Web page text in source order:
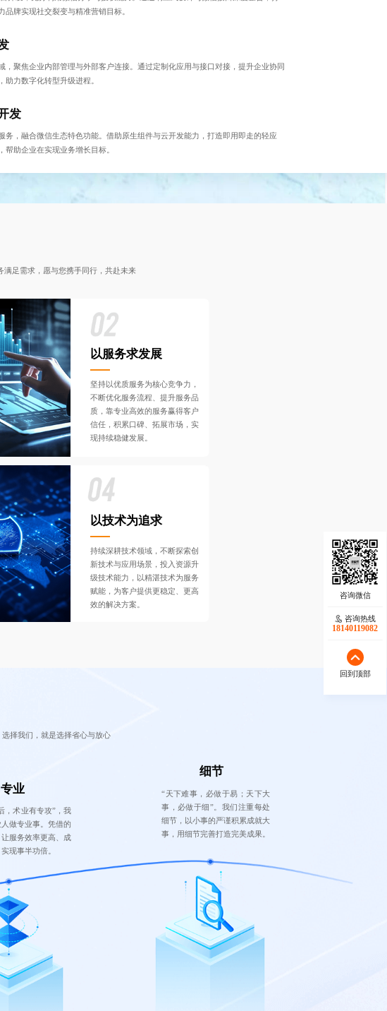
品牌实现社交裂变与精准营销目标。
，聚焦企业内部管理与外部客户连接。通过定制化应用与接口对接，提升企业协同
助力数字化转型升级进程。
发
务，融合微信生态特色功能。借助原生组件与云开发能力，打造即用即走的轻应
帮助企业在实现业务增长目标。
满足需求，愿与您携手同行，共赴未来
以服务求发展
坚持以优质服务为核心竞争力，
不断优化服务流程、提升服务品
质，靠专业高效的服务赢得客户
信任，积累口碑、拓展市场，实
现持续稳健发展。
以技术为追求
持续深耕技术领域，不断探索创
新技术与应用场景，投入资源升
级技术能力，以精湛技术为服务
赋能，为客户提供更稳定、更高
效的解决方案。
择我们，就是选择省心与放心
专业
，术业有专攻”，我
做专业事。凭借的
服务效率更高、成
现事半功倍。
细节
“天下难事，必做于易；天下大
事，必做于细”。我们注重每处
细节，以小事的严谨积累成就大
事，用细节完善打造完美成果。
咨询热线
18140119082
回到顶部